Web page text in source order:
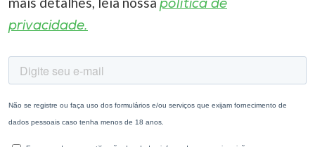
política de
privacidade.